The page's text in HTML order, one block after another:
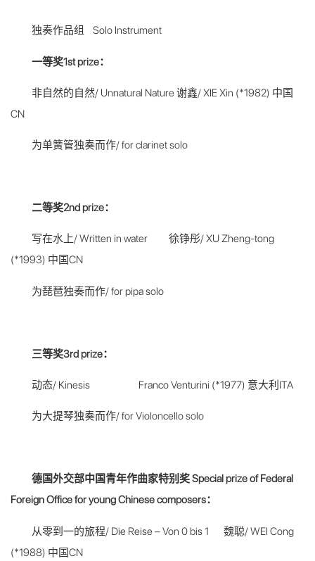
独奏作品组 Solo Instrument
一等奖1st prize：
非自然的自然/ Unnatural Nature 谢鑫/ XIE Xin (*1982) 中国
CN
为单簧管独奏而作/ for clarinet solo
二等奖2nd prize：
写在水上/ Written in water 徐铮彤/ XU Zheng-tong
(*1993) 中国CN
为琵琶独奏而作/ for pipa solo
三等奖3rd prize：
动态/ Kinesis Franco Venturini (*1977) 意大利ITA
为大提琴独奏而作/ for Violoncello solo
德国外交部中国青年作曲家特别奖 Special prize of Federal
Foreign Office for young Chinese composers：
从零到一的旅程/ Die Reise – Von 0 bis 1 魏聪/ WEI Cong
(*1988) 中国CN